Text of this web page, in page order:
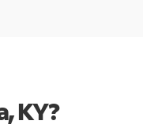
KY?